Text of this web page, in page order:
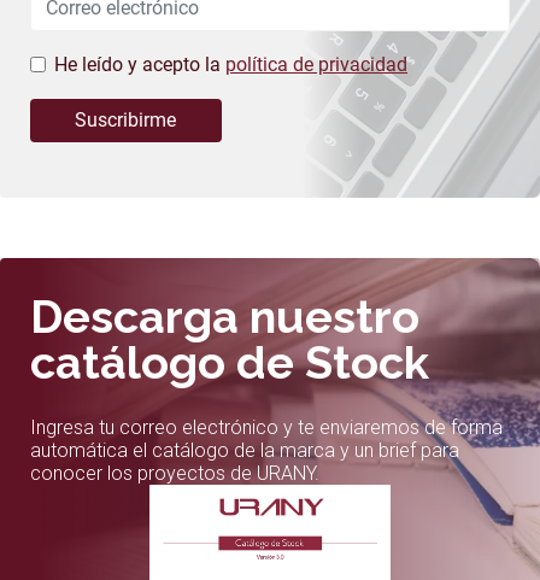
He leído y acepto la política de privacidad
Suscribirme
Descarga nuestro
catálogo de Stock
Ingresa tu correo electrónico y te enviaremos de forma
automática el catálogo de la marca y un brief para
conocer los proyectos de URANY.